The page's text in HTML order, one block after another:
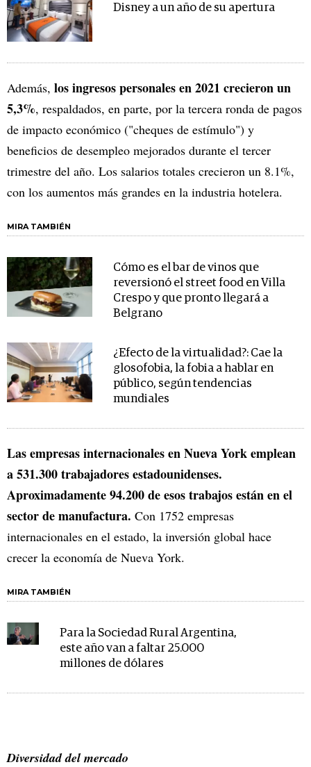
Disney a un año de su apertura
Además, los ingresos personales en 2021 crecieron un
5,3%, respaldados, en parte, por la tercera ronda de pagos
de impacto económico ("cheques de estímulo") y
beneficios de desempleo mejorados durante el tercer
trimestre del año. Los salarios totales crecieron un 8.1%,
con los aumentos más grandes en la industria hotelera.
MIRA TAMBIÉN
Cómo es el bar de vinos que
reversionó el street food en Villa
Crespo y que pronto llegará a
Belgrano
¿Efecto de la virtualidad?: Cae la
glosofobia, la fobia a hablar en
público, según tendencias
mundiales
Las empresas internacionales en Nueva York emplean
a 531.300 trabajadores estadounidenses.
Aproximadamente 94.200 de esos trabajos están en el
sector de manufactura. Con 1752 empresas
internacionales en el estado, la inversión global hace
crecer la economía de Nueva York.
MIRA TAMBIÉN
Para la Sociedad Rural Argentina,
este año van a faltar 25.000
millones de dólares
Diversidad del mercado